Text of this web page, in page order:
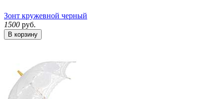
Зонт кружевной черный
1500 руб.
В корзину